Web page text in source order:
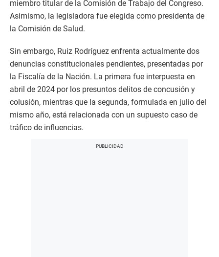
miembro titular de la Comisión de Trabajo del Congreso.
Asimismo, la legisladora fue elegida como presidenta de
la Comisión de Salud.
Sin embargo, Ruiz Rodríguez enfrenta actualmente dos
denuncias constitucionales pendientes, presentadas por
la Fiscalía de la Nación. La primera fue interpuesta en
abril de 2024 por los presuntos delitos de concusión y
colusión, mientras que la segunda, formulada en julio del
mismo año, está relacionada con un supuesto caso de
tráfico de influencias.